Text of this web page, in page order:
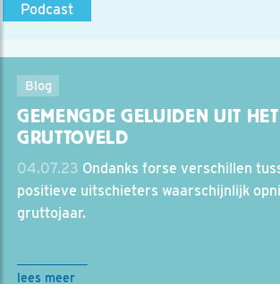
Podcast
Blog
GEMENGDE GELUIDEN UIT HET
GRUTTOVELD
04.07.23 Ondanks forse verschillen
positieve uitschieters waarschijnlijk
gruttojaar.
lees meer